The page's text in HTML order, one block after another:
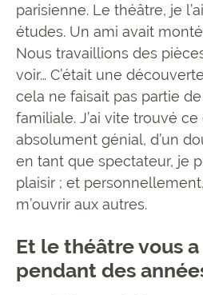
parisienne. Le théâtre, je
études. Un ami avait
Nous travaillions des
voir… C’était une
cela ne faisait pas partie
familiale. J’ai vite trouvé
absolument génial, d’un
en tant que spectateur, je
plaisir ; et
m’ouvrir aux autres.
Et le théâtre vous a
pendant des